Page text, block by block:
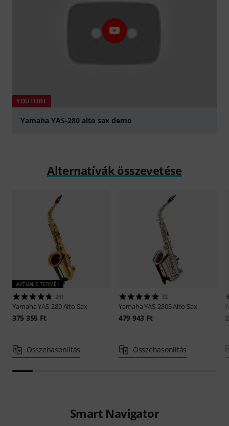
YOUTUBE
Yamaha YAS-280 alto sax demo
Alternatívák összevetése
AKTUÁLIS TERMÉK
261
YamahaYAS-280 Alto Sax
375 355 Ft
Összehasonlítás
32
YamahaYAS-280S Alto Sax
479 943 Ft
Összehasonlítás
Smart Navigator